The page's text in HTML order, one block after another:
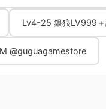
Lv4-25 銀狼LV999
@guguagamestore